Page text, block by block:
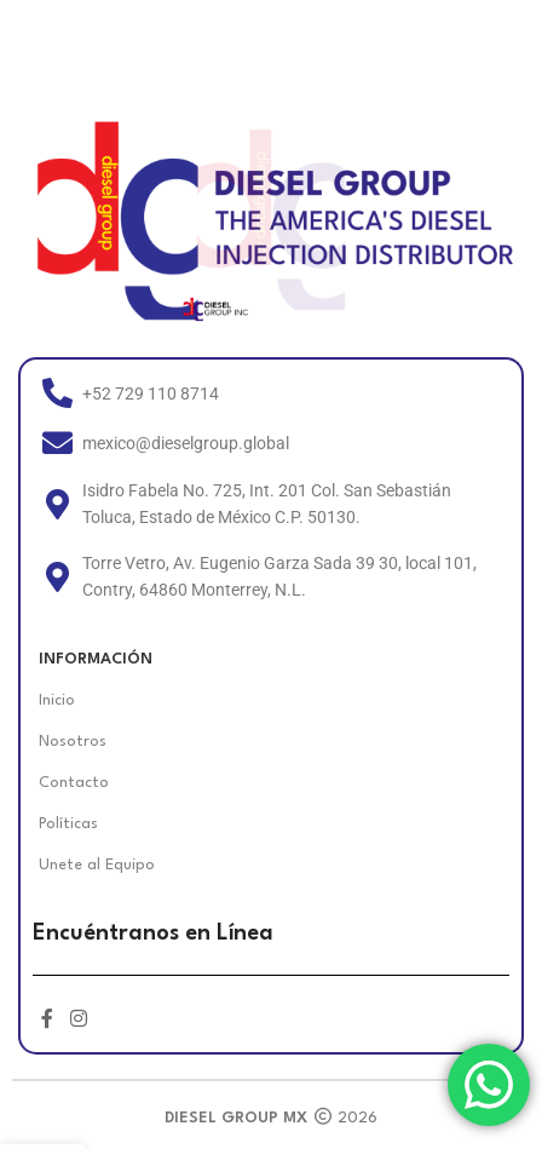
+52 729 110 8714
mexico@dieselgroup.global
Isidro Fabela No. 725, Int. 201 Col. San Sebastián
Toluca, Estado de México C.P. 50130.
Torre Vetro, Av. Eugenio Garza Sada 39 30, local 101,
Contry, 64860 Monterrey, N.L.
INFORMACIÓN
Inicio
Nosotros
Contacto
Políticas
Unete al Equipo
Encuéntranos en Línea
DIESEL GROUP MX 2026